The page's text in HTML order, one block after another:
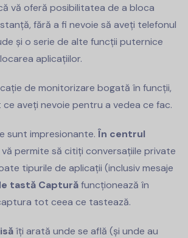
vă oferă posibilitatea de a bloca
fără a fi nevoie să aveți telefonul
și o serie de alte funcții puternice
aplicațiilor.
de monitorizare bogată în funcții,
aveți nevoie pentru a vedea ce fac.
sunt impresionante. În centrul
vă permite să citiți conversațiile private
tipurile de aplicații (inclusiv mesaje
tastă Capturăfuncționează în
tot ceea ce tastează.
îți arată unde se află (și unde au